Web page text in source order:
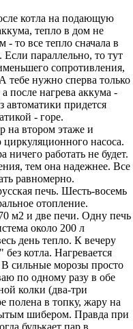
котла на подающую
тепло в дом не
- то все тепло сначала в
параллельно, то тут
сопротивления,
тебе нужно сперва только
после нагрева аккума -
автоматики придется
- горе.
на втором этаже и
насоса.
ничего работать не будет.
тем она надежнее. Все
равномерно.
печь. Шесть-восемь
отопление.
м2 и две печи. Одну печь
около 200 л
день тепло. К вечеру
котла. Нагревается
сильные морозы просто
по одному разу в обе
колки (два-три
полена в топку, жару на
шибером. Правда при
булькает пар в